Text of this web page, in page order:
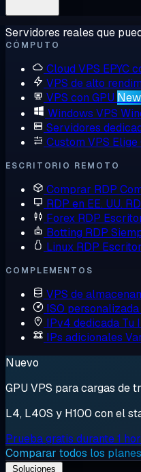
Servidores reales que
CÓMPUTO
Cloud VPS EPYC
VPS de alto
VPS con GPU New
Windows VPS
Servidores
Custom VPS Elige
ESCRITORIO REMOTO
Comprar RDP
RDP en EE. UU.
Forex RDP
Botting RDP
Linux RDP
COMPLEMENTOS
VPS de
ISO personalizada
IPv4 dedicada Tu
IPs adicionales
Nuevo
GPU VPS para cargas de
L4, L40S y H100 con el
Prueba gratis durante 1
Comparar todos los